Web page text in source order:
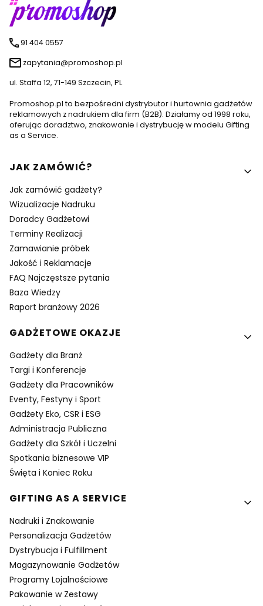
91 404 0557
zapytania@promoshop.pl
ul. Staffa 12, 71-149 Szczecin, PL
Promoshop.pl to bezpośredni dystrybutor i hurtownia gadżetów
reklamowych z nadrukiem dla firm (B2B). Działamy od 1998 roku,
oferując doradztwo, znakowanie i dystrybucję w modelu Gifting
as a Service.
Linki w stopce
JAK ZAMÓWIĆ?
Jak zamówić gadżety?
Wizualizacje Nadruku
Doradcy Gadżetowi
Terminy Realizacji
Zamawianie próbek
Jakość i Reklamacje
FAQ Najczęstsze pytania
Baza Wiedzy
Raport branżowy 2026
GADŻETOWE OKAZJE
Gadżety dla Branż
Targi i Konferencje
Gadżety dla Pracowników
Eventy, Festyny i Sport
Gadżety Eko, CSR i ESG
Administracja Publiczna
Gadżety dla Szkół i Uczelni
Spotkania biznesowe VIP
Święta i Koniec Roku
GIFTING AS A SERVICE
Nadruki i Znakowanie
Personalizacja Gadżetów
Dystrybucja i Fulfillment
Magazynowanie Gadżetów
Programy Lojalnościowe
Pakowanie w Zestawy